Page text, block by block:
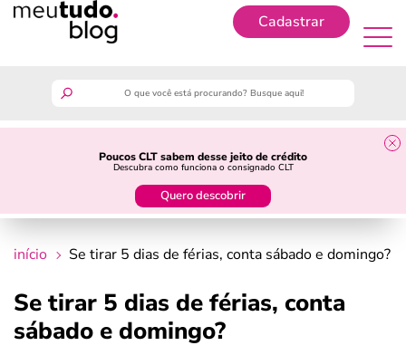
Cadastrar
Poucos CLT sabem desse jeito de crédito
Descubra como funciona o consignado CLT
Quero descobrir
guia do trabalhador
crédito fácil
início Se tirar 5 dias de férias, conta sábado e domingo?
Se tirar 5 dias de férias, conta
sábado e domingo?